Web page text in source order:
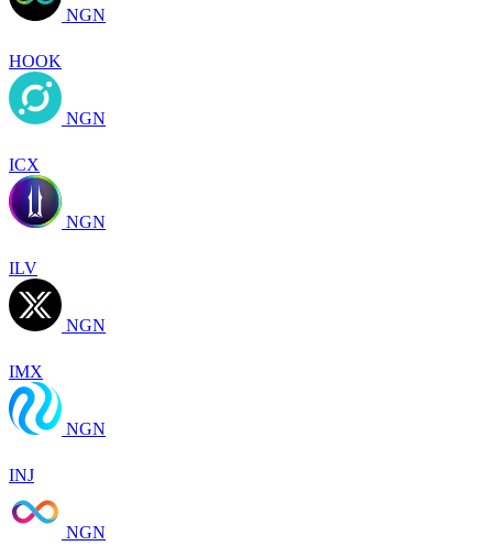
NGN
HOOK
NGN
ICX
NGN
ILV
NGN
IMX
NGN
INJ
NGN